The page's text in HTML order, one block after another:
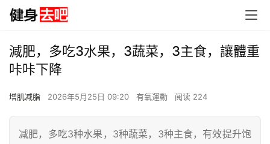
減肥，多吃3水果，3蔬菜，3主食，讓體重
咔咔下降
增肌减脂 2026年5月25日 09:20 有氧運動 阅读 224
减肥，多吃3种水果，3种蔬菜，3种主食，有效提升饱